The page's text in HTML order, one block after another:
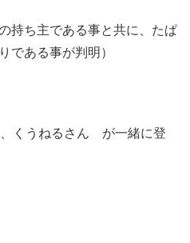
持ち主である事と共に、たぱ
である事が判明）
くうねるさん が一緒に登